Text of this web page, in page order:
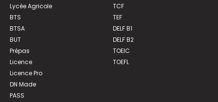
Lycée Agricole
BTS
BTSA
BUT
Prépas
Licence
Licence Pro
DN Made
PASS
TCF
TEF
DELF B1
DELF B2
TOEIC
TOEFL